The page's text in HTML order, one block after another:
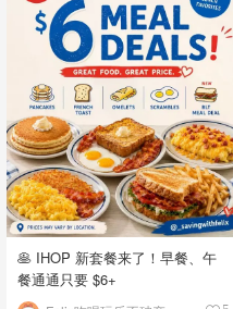
🥞 IHOP 新套餐来了！早餐、午
餐通通只要 $6+